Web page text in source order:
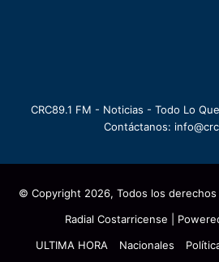
CRC89.1 FM - Noticias - Todo Lo
Contáctanos:
© Copyright 2026, Todos los
Radial Costarricense |
ULTIMA HORA
Nacionales